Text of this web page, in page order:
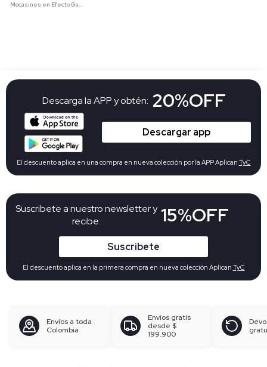
Mocasines en Efecto Gamuzado Para Mujer
Suscribete a nuestro newsletter y
recibe:
15%OFF
Suscribete
El descuento aplica en la primera compra en nueva colección Aplican TyC
Descarga la APP y obtén: 20%OFF
Descargar app
El descuento aplica en una compra en nueva colección por la APP Aplican TyC
Envíos a toda
Colombia
Envíos gratis
desde $
199.900